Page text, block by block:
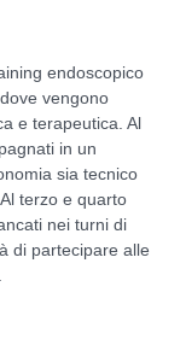
endoscopico
vengono
e terapeutica. Al
in un
sia tecnico
terzo e quarto
nei turni di
di partecipare alle